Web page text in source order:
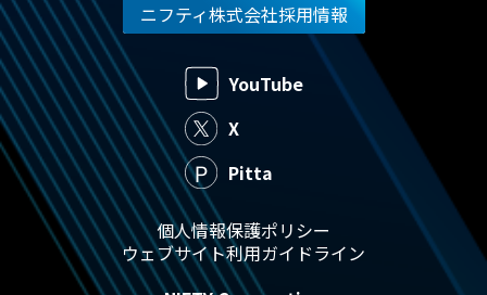
ニフティ株式会社採用情報
YouTube
X
Pitta
個人情報保護ポリシー
ウェブサイト利用ガイドライン